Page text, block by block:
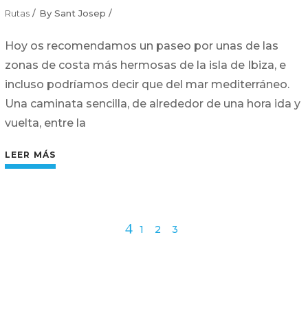
Rutas By Sant Josep
Hoy os recomendamos un paseo por unas de las
zonas de costa más hermosas de la isla de Ibiza, e
incluso podríamos decir que del mar mediterráneo.
Una caminata sencilla, de alrededor de una hora ida y
vuelta, entre la
LEER MÁS
1 2 3